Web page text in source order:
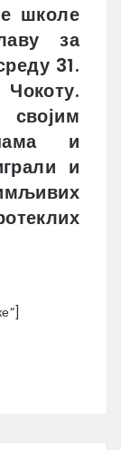
школе
за
31.
и
и